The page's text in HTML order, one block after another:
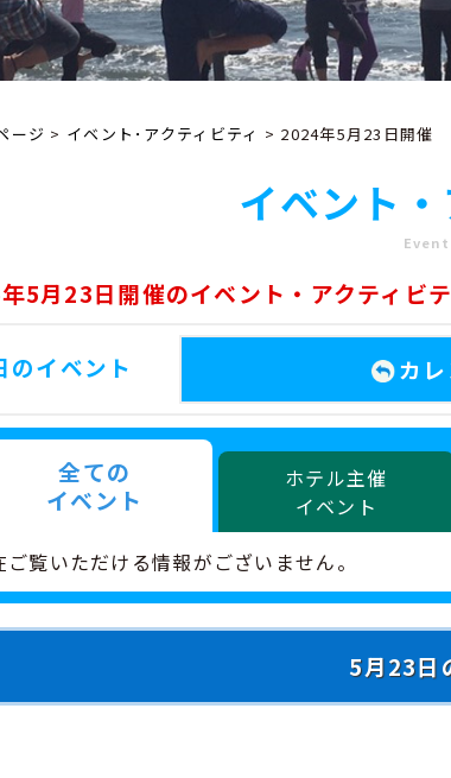
ージ > イベント･アクティビティ > 2024年5月23日開催
イベント
5月23日開催のイベント・アクティビテ
のイベント カ
全ての
イベント
ホテル主催
イベント
ご覧いただける情報がございません。
5月23日